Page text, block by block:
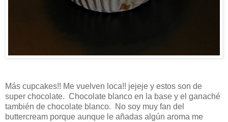
Más cupcakes!! Me vuelven loca!! jejeje y estos son de
super chocolate. Chocolate blanco en la base y el ganaché
también de chocolate blanco. No soy muy fan del
buttercream porque aunque le añadas algún aroma me